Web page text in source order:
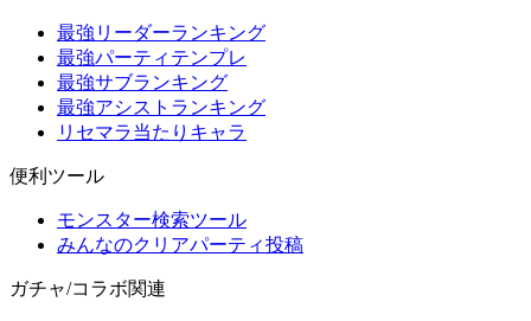
最強リーダーランキング
最強パーティテンプレ
最強サブランキング
最強アシストランキング
リセマラ当たりキャラ
便利ツール
モンスター検索ツール
みんなのクリアパーティ投稿
ガチャ/コラボ関連